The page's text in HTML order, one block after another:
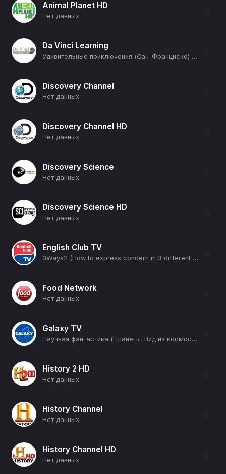
Animal Planet HD
Нет данных
☆
Da Vinci Learning
Удивительные приключения (Сан-Франциско) (12+)
☆
Discovery Channel
Нет данных
☆
Discovery Channel HD
Нет данных
☆
Discovery Science
Нет данных
☆
Discovery Science HD
Нет данных
☆
English Club TV
3Ways2 (How to express concern in 3 different ways) (12+)
☆
Food Network
Нет данных
☆
Galaxy TV
Научная фантастика (Планеты. Вид из космоса) (12+)
☆
History 2 HD
Нет данных
☆
History Channel
Нет данных
☆
History Channel HD
Нет данных
☆